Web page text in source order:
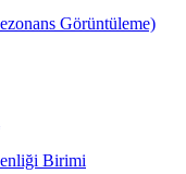
Görüntüleme)
Birimi